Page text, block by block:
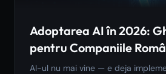
Adoptarea AI în 2026:
pentru Companiile
AI-ul nu mai vine — e deja